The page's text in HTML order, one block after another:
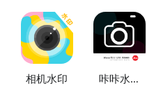
7. 《拼图相机》 - 想要
APP提供了多种拼图模
个性化的拼图照片。
相机水印
咔咔水印